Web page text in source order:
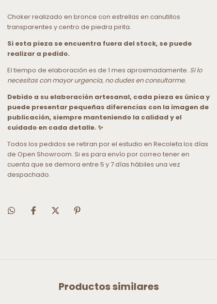
Choker realizado en bronce con estrellas en canutillos
transparentes y centro de piedra pirita.
Si esta pieza se encuentra fuera del stock, se puede
realizar a pedido.
El tiempo de elaboración es de 1 mes aproximadamente. Si lo
necesitas con mayor urgencia, no dudes en consultarme.
Debido a su elaboración artesanal, cada pieza es única y
puede presentar pequeñas diferencias con la imagen de
publicación, siempre manteniendo la calidad y el
cuidado en cada detalle. ✨
Todos los pedidos se retiran por el estudio en Recoleta los días
de Open Showroom. Si es para envío por correo tener en
cuenta que se demora entre 5 y 7 días hábiles una vez
despachado.
Productos similares